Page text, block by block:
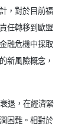
，對於目前福
任轉移到歐盟
融危機中採取
新風險概念，
退，在經濟緊
困難。相對於